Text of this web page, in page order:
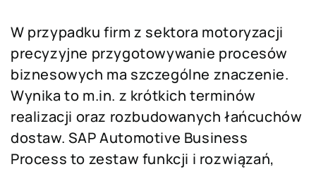
W przypadku firm z sektora motoryzacji
precyzyjne przygotowywanie procesów
biznesowych ma szczególne znaczenie.
Wynika to m.in. z krótkich terminów
realizacji oraz rozbudowanych łańcuchów
dostaw. SAP Automotive Business
Process to zestaw funkcji i rozwiązań,